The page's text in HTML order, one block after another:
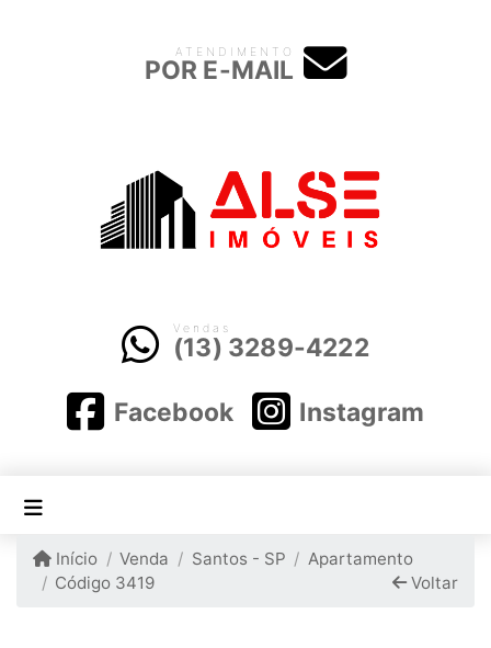
ATENDIMENTO
POR E-MAIL
Vendas
(13) 3289-4222
Facebook Instagram
Início Venda Santos - SP
Apartamento
Código 3419
Voltar